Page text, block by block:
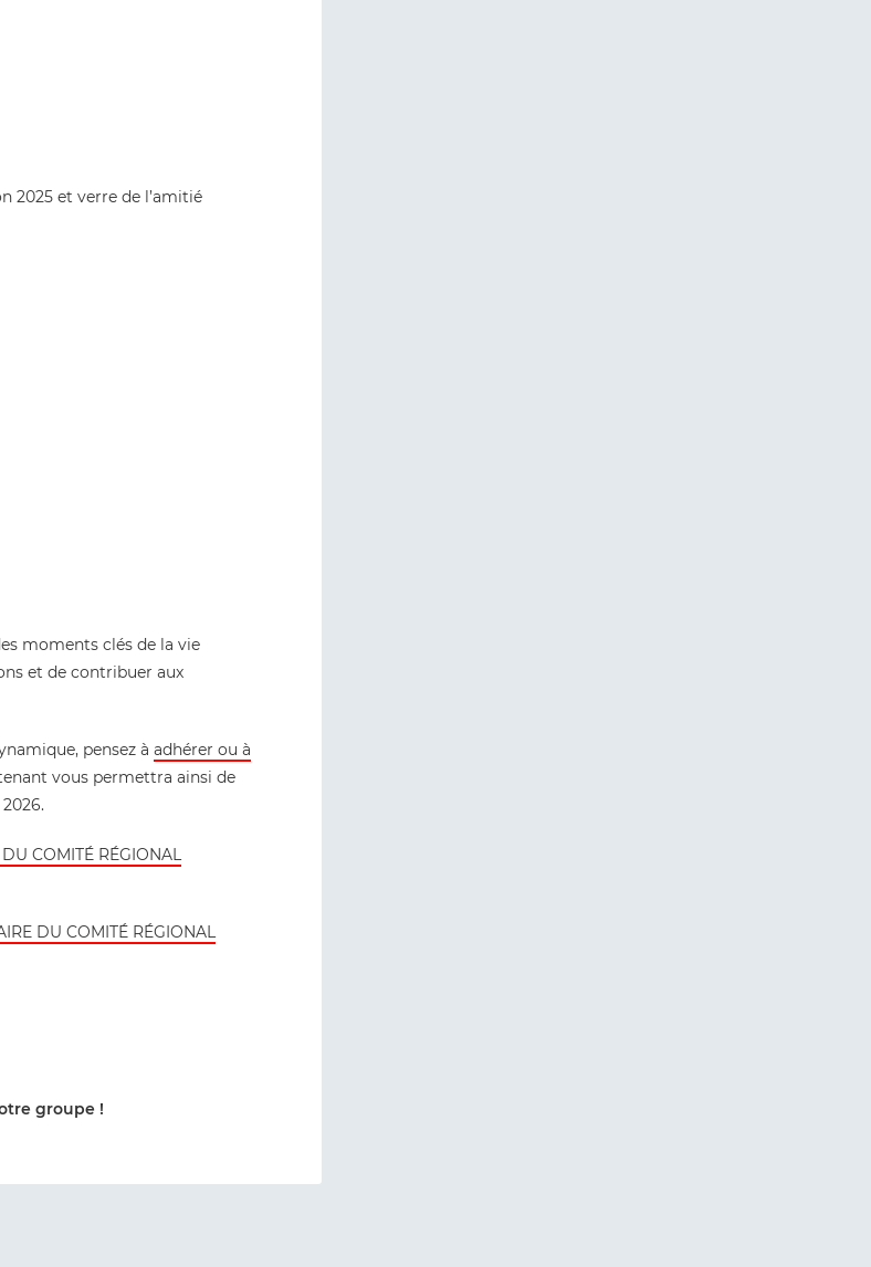
2025 et verre de l’amitié
moments clés de la vie
et de contribuer aux
pensez à adhérer ou à
vous permettra ainsi de
COMITÉ RÉGIONAL
DU COMITÉ RÉGIONAL
groupe !